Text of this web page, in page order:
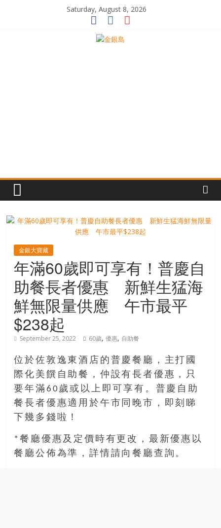
Saturday, August 8, 2026
命
的
寶
藏
金
銀
島
共
享
樂
共
創
人
生
半
場
金銀大寶藏
年滿60歲即可享有！普慶自
助餐長者優惠 新鮮生猛海
鮮無限量供應 午市最平
$238起
September 25, 2022 60歲,優惠, 自助餐
位於佐敦逸東酒店的普慶餐廳，主打國
際化美饌自助餐，仲設有長者優惠，只
要年滿60歲或以上即可享有。普慶自助
餐長者優惠適用於午市同晚市，即刻睇
下幾多錢啦！
*餐廳優惠及定價時有更改，最新優惠以
餐廳公佈為準，詳情請向餐廳查詢。